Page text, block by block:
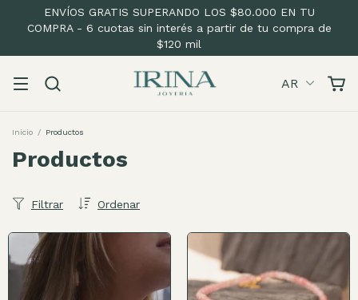
ENVÍOS GRATIS SUPERANDO LOS $80.000 EN TU
COMPRA - 6 cuotas sin interés a partir de tu compra de
$120 mil
AR
Inicio / Productos
Productos
Ordenar
Filtrar